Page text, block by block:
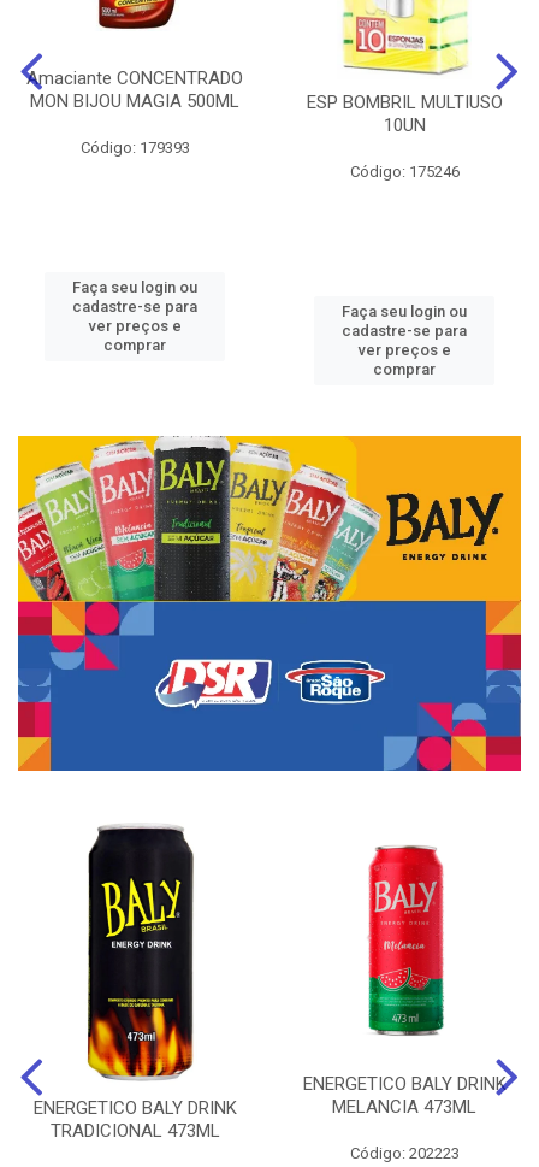
Amaciante CONCENTRADO
MON BIJOU MAGIA 500ML
Código: 179393
Faça seu login ou
cadastre-se para
ver preços e
comprar
ESP BOMBRIL MULTIUSO
10UN
Código: 175246
Faça seu login ou
cadastre-se para
ver preços e
comprar
ENERGETICO BALY DRINK
TRADICIONAL 473ML
ENERGETICO BALY DRINK
MELANCIA 473ML
Código: 202223